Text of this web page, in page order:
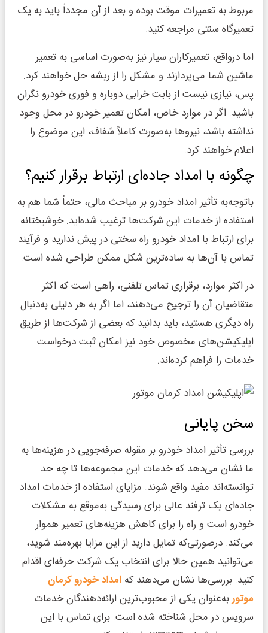
مربوط به تعمیرات موقت بوده و بعد از آن مجدداً باید به یک
تعمیرگاه سنتی مراجعه کنید.
اما درواقع، تعمیرکاران سیار نیز به‌صورت اساسی به تعمیر
ماشین شما می‌پردازند و مشکل را از ریشه حل خواهند کرد.
پس، نیازی نیست از بابت خرابی دوباره و فوری خودرو نگران
باشید. اگر در موارد خاص، امکان تعمیر خودرو در محل وجود
نداشته باشد، نیروها به‌صورت کاملاً شفاف، این‌ موضوع را
اعلام خواهند کرد.
چگونه با امداد جاده‌ای ارتباط برقرار کنیم؟
باتوجه‌به تأثیر امداد خودرو بر مباحث مالی، حتماً شما هم به
استفاده از خدمات این شرکت‌ها ترغیب شده‌اید. خوشبختانه
برای ارتباط با امداد خودرو راه سختی در پیش ندارید و فرآیند
تماس با آن‌ها به ساده‌ترین شکل ممکن طراحی شده است.
در اکثر موارد،‌ برقراری تماس تلفنی، راهی است که اکثر
متقاضیان آن را ترجیح می‌دهند، اما اگر به‌ هر دلیلی به‌دنبال
راه دیگری هستید، باید بدانید که بعضی از شرکت‌ها از طریق
اپلیکیشن‌های مخصوص خود نیز امکان ثبت درخواست
خدمات را فراهم کرده‌اند.
سخن پایانی
بررسی تأثیر امداد خودرو بر مقوله صرفه‌جویی در هزینه‌ها به
ما نشان می‌دهد که خدمات این مجموعه‌ها تا چه حد
توانسته‌اند مفید واقع شوند. مزایای استفاده از خدمات امداد
جاده‌ای یک ترفند عالی برای رسیدگی به‌موقع به مشکلات
خودرو است و راه را برای کاهش هزینه‌های تعمیر هموار
می‌کند. درصورتی‌که تمایل دارید از این مزایا بهره‌مند شوید،
می‌توانید همین حالا برای انتخاب یک شرکت حرفه‌ای اقدام
کنید. بررسی‌ها نشان می‌دهند که امداد خودرو کرمان
موتوربه‌عنوان یکی از محبوب‌ترین ارائه‌دهندگان خدمات
سرویس در محل شناخته شده است. برای تماس با این